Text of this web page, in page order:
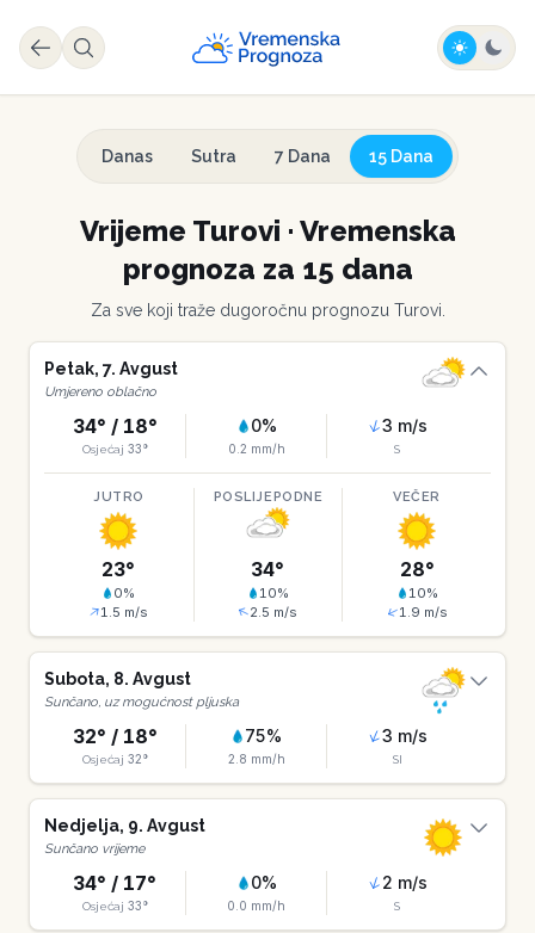
Danas Sutra 7 Dana 15 Dana
Vrijeme Turovi · Vremenska
prognoza za 15 dana
Za sve koji traže dugoročnu prognozu Turovi
Petak, 7. Avgust
Umjereno oblačno
34° / 18°
Osjećaj 33°
0%
0.2 mm/h
3 m/s
S
JUTRO
23°
0%
1.5 m/s
POSLIJEPODNE
34°
10%
2.5 m/s
VEČER
28°
10%
1.9 m/s
Subota, 8. Avgust
Sunčano, uz mogućnost pljuska
32° / 18°
Osjećaj 32°
75%
2.8 mm/h
3 m/s
SI
Nedjelja, 9. Avgust
Sunčano vrijeme
34° / 17°
Osjećaj 33°
0%
0.0 mm/h
2 m/s
S